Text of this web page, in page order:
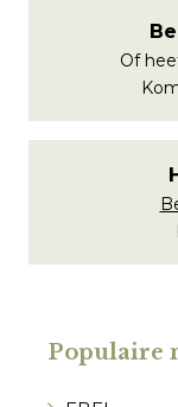
Of
Populaire